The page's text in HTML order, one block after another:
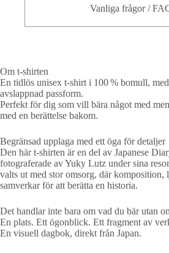
Vanliga frågor /
Om t-shirten
En tidlös unisex t-shirt i 100 % bomull,
avslappnad passform.
Perfekt för dig som vill bära något med
med en berättelse bakom.
Begränsad upplaga med ett öga för detaljer
Den här t-shirten är en del av Japanese
fotograferade av Yuky Lutz under sina
valts ut med stor omsorg, där komposition,
samverkar för att berätta en historia.
Det handlar inte bara om vad du bär utan
En plats. Ett ögonblick. Ett fragment av
En visuell dagbok, direkt från Japan.